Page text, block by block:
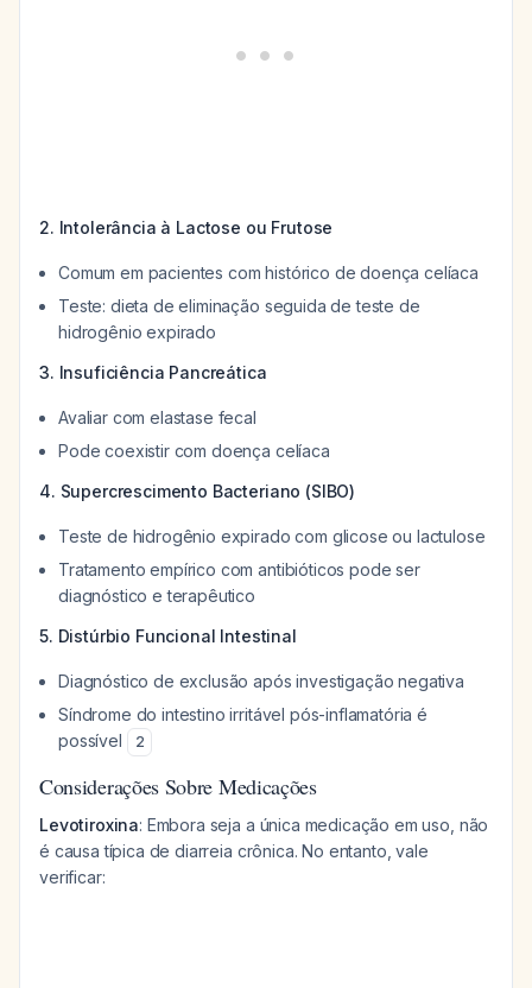
2. Intolerância à Lactose ou Frutose
Comum em pacientes com histórico de doença celíaca
Teste: dieta de eliminação seguida de teste de
hidrogênio expirado
3. Insuficiência Pancreática
Avaliar com elastase fecal
Pode coexistir com doença celíaca
4. Supercrescimento Bacteriano (SIBO)
Teste de hidrogênio expirado com glicose ou lactulose
Tratamento empírico com antibióticos pode ser
diagnóstico e terapêutico
5. Distúrbio Funcional Intestinal
Diagnóstico de exclusão após investigação negativa
Síndrome do intestino irritável pós-inflamatória é
possível
2
Considerações Sobre Medicações
Levotiroxina: Embora seja a única medicação em uso, não
é causa típica de diarreia crônica. No entanto, vale
verificar: